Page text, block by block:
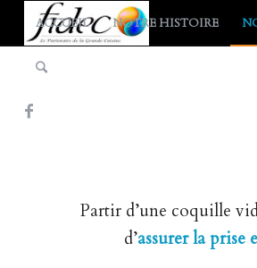
ACCUEIL NOTRE HISTOIRE
Partir d’une coquille
d’assurer la prise